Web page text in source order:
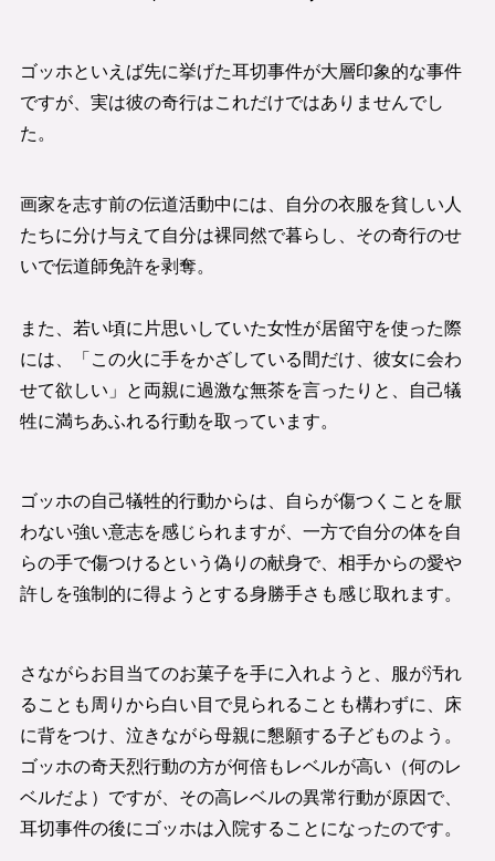
ゴッホといえば先に挙げた耳切事件が大層印象的な事件
ですが、実は彼の奇行はこれだけではありませんでし
た。
画家を志す前の伝道活動中には、自分の衣服を貧しい人
たちに分け与えて自分は裸同然で暮らし、その奇行のせ
いで伝道師免許を剥奪。
また、若い頃に片思いしていた女性が居留守を使った際
には、「この火に手をかざしている間だけ、彼女に会わ
せて欲しい」と両親に過激な無茶を言ったりと、自己犠
牲に満ちあふれる行動を取っています。
ゴッホの自己犠牲的行動からは、自らが傷つくことを厭
わない強い意志を感じられますが、一方で自分の体を自
らの手で傷つけるという偽りの献身で、相手からの愛や
許しを強制的に得ようとする身勝手さも感じ取れます。
さながらお目当てのお菓子を手に入れようと、服が汚れ
ることも周りから白い目で見られることも構わずに、床
に背をつけ、泣きながら母親に懇願する子どものよう。
ゴッホの奇天烈行動の方が何倍もレベルが高い（何のレ
ベルだよ）ですが、その高レベルの異常行動が原因で、
耳切事件の後にゴッホは入院することになったのです。